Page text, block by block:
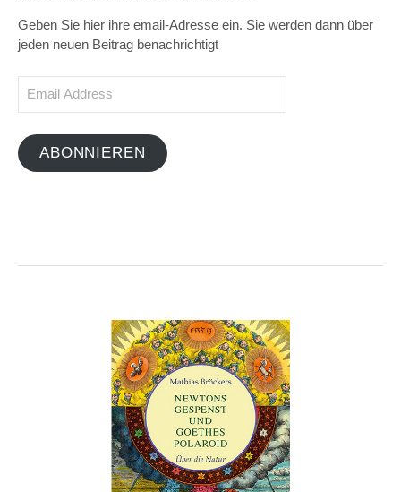
Geben Sie hier ihre email-Adresse ein. Sie werden dann über
jeden neuen Beitrag benachrichtigt
ABONNIEREN